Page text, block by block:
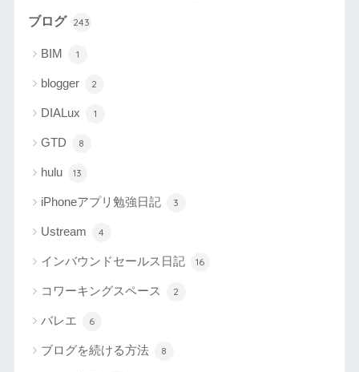
ブログ 243
BIM 1
blogger 2
DIALux 1
GTD 8
hulu 13
iPhoneアプリ勉強日記 3
Ustream 4
インバウンドセールス日記 16
コワーキングスペース 2
バレエ 6
ブログを続ける方法 8